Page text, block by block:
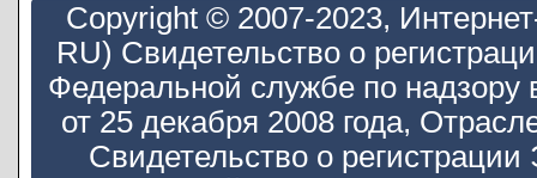
Copyright © 2007-2023,
RU) Свидетельство о
Федеральной службе по
от 25 декабря 2008 года,
Свидетельство о